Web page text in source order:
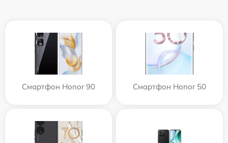
Смартфон Honor 90 Смартфон Honor 50